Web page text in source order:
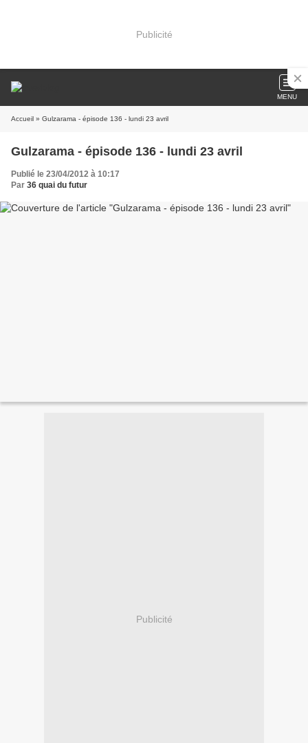
Publicité
MENU
Accueil » Gulzarama - épisode 136 - lundi 23 avril
Gulzarama - épisode 136 - lundi 23 avril
Publié le 23/04/2012 à 10:17
Par 36 quai du futur
Publicité